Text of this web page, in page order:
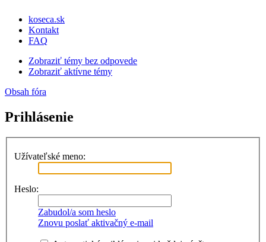
koseca.sk
Kontakt
FAQ
Zobraziť témy bez odpovede
Zobraziť aktívne témy
Obsah fóra
Prihlásenie
Užívateľské meno:
Heslo:
Zabudol/a som heslo
Znovu poslať aktivačný e-mail